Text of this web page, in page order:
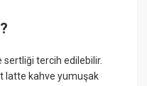
sertliği tercih edilebilir.
latte kahve yumuşak